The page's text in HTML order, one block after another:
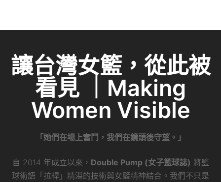
b
o
o
k
at
dI
n
讓台灣女籃，從此被
看見 ｜Making
Women Visible
「她們在場上奮鬥，我們在鏡頭後守望。」
自 2014 年成立以來， Double Pump (女子籃球誌) 將籃
球術語「拉桿」精湛的技術與女籃精神結合。我們不只是